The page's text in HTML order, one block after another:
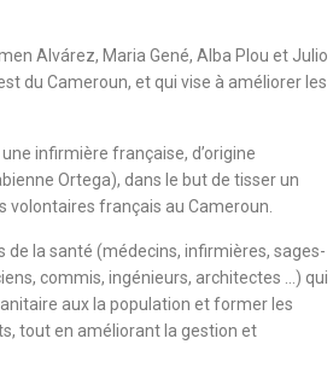
Alvárez, Maria Gené, Alba Plou et Julio
du Cameroun, et qui vise à améliorer les
infirmière française, d’origine
Ortega), dans le but de tisser un
volontaires français au Cameroun.
la santé (médecins, infirmières, sages-
commis, ingénieurs, architectes …) qui
aux la population et former les
tout en améliorant la gestion et